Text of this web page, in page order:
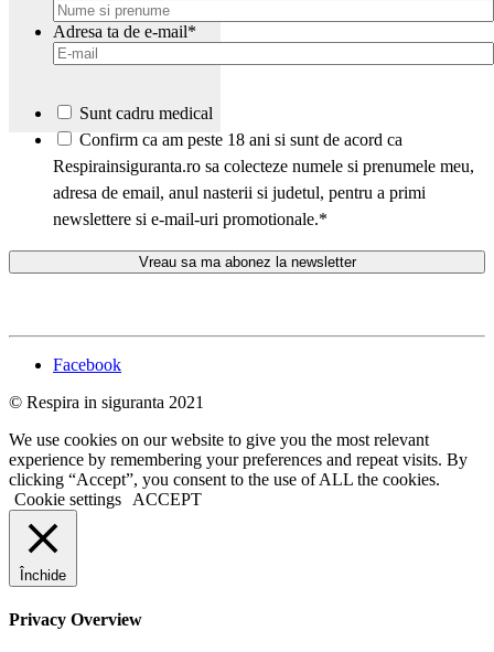
Adresa ta de e-mail*
Sunt cadru medical
*
Confirm ca am peste 18 ani si sunt de acord ca
Respirainsiguranta.ro sa colecteze numele si prenumele meu,
adresa de email, anul nasterii si judetul, pentru a primi
newslettere si e-mail-uri promotionale.*
Facebook
© Respira in siguranta 2021
We use cookies on our website to give you the most relevant
experience by remembering your preferences and repeat visits. By
clicking “Accept”, you consent to the use of ALL the cookies.
Cookie settings
ACCEPT
Închide
Privacy Overview